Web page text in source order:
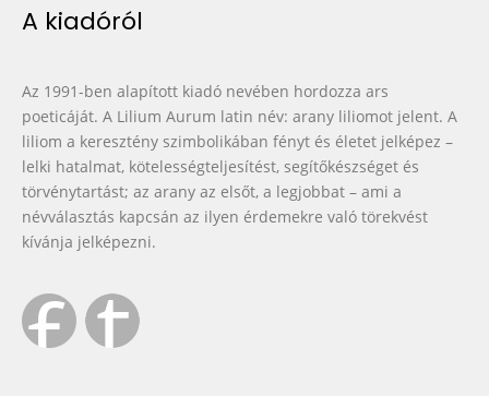
A kiadóról
Az 1991-ben alapított kiadó nevében hordozza ars
poeticáját. A Lilium Aurum latin név: arany liliomot jelent. A
liliom a keresztény szimbolikában fényt és életet jelképez –
lelki hatalmat, kötelességteljesítést, segítőkészséget és
törvénytartást; az arany az elsőt, a legjobbat – ami a
névválasztás kapcsán az ilyen érdemekre való törekvést
kívánja jelképezni.